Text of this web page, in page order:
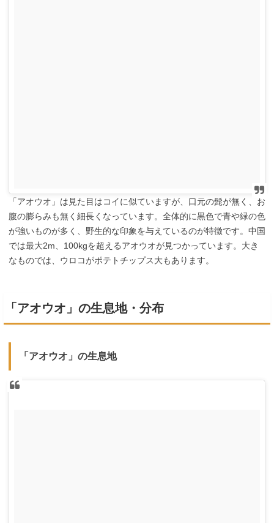
「アオウオ」は見た目はコイに似ていますが、口元の髭が無く、お
腹の膨らみも無く細長くなっています。全体的に黒色で青や緑の色
が強いものが多く、野生的な印象を与えているのが特徴です。中国
では最大2m、100kgを超えるアオウオが見つかっています。大き
なものでは、ウロコがポテトチップス大もあります。
「アオウオ」の生息地・分布
「アオウオ」の生息地